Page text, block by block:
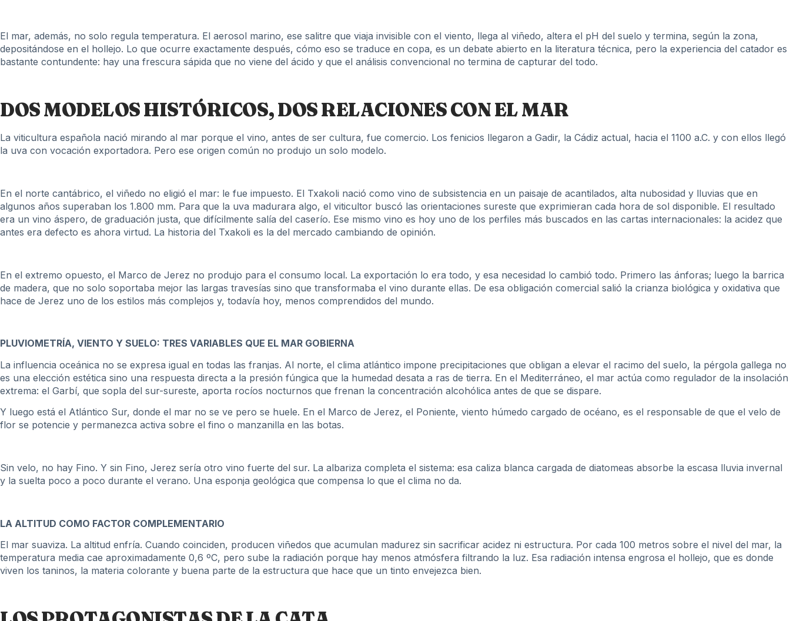
El mar, además, no solo regula temperatura. El aerosol marino, ese salitre que viaja invisible con el viento, llega al viñedo, altera el pH del suelo y termina, según la zona,
depositándose en el hollejo. Lo que ocurre exactamente después, cómo eso se traduce en copa, es un debate abierto en la literatura técnica, pero la experiencia del catador es
bastante contundente: hay una frescura sápida que no viene del ácido y que el análisis convencional no termina de capturar del todo.
DOS MODELOS HISTÓRICOS, DOS RELACIONES CON EL MAR
La viticultura española nació mirando al mar porque el vino, antes de ser cultura, fue comercio. Los fenicios llegaron a Gadir, la Cádiz actual, hacia el 1100 a.C. y con ellos llegó
la uva con vocación exportadora. Pero ese origen común no produjo un solo modelo.
En el norte cantábrico, el viñedo no eligió el mar: le fue impuesto. El Txakoli nació como vino de subsistencia en un paisaje de acantilados, alta nubosidad y lluvias que en
algunos años superaban los 1.800 mm. Para que la uva madurara algo, el viticultor buscó las orientaciones sureste que exprimieran cada hora de sol disponible. El resultado
era un vino áspero, de graduación justa, que difícilmente salía del caserío. Ese mismo vino es hoy uno de los perfiles más buscados en las cartas internacionales: la acidez que
antes era defecto es ahora virtud. La historia del Txakoli es la del mercado cambiando de opinión.
En el extremo opuesto, el Marco de Jerez no produjo para el consumo local. La exportación lo era todo, y esa necesidad lo cambió todo. Primero las ánforas; luego la barrica
de madera, que no solo soportaba mejor las largas travesías sino que transformaba el vino durante ellas. De esa obligación comercial salió la crianza biológica y oxidativa que
hace de Jerez uno de los estilos más complejos y, todavía hoy, menos comprendidos del mundo.
PLUVIOMETRÍA, VIENTO Y SUELO: TRES VARIABLES QUE EL MAR GOBIERNA
La influencia oceánica no se expresa igual en todas las franjas. Al norte, el clima atlántico impone precipitaciones que obligan a elevar el racimo del suelo, la pérgola gallega no
es una elección estética sino una respuesta directa a la presión fúngica que la humedad desata a ras de tierra. En el Mediterráneo, el mar actúa como regulador de la insolación
extrema: el Garbí, que sopla del sur-sureste, aporta rocíos nocturnos que frenan la concentración alcohólica antes de que se dispare.
Y luego está el Atlántico Sur, donde el mar no se ve pero se huele. En el Marco de Jerez, el Poniente, viento húmedo cargado de océano, es el responsable de que el velo de
flor se potencie y permanezca activa sobre el fino o manzanilla en las botas.
Sin velo, no hay Fino. Y sin Fino, Jerez sería otro vino fuerte del sur. La albariza completa el sistema: esa caliza blanca cargada de diatomeas absorbe la escasa lluvia invernal
y la suelta poco a poco durante el verano. Una esponja geológica que compensa lo que el clima no da.
LA ALTITUD COMO FACTOR COMPLEMENTARIO
El mar suaviza. La altitud enfría. Cuando coinciden, producen viñedos que acumulan madurez sin sacrificar acidez ni estructura. Por cada 100 metros sobre el nivel del mar, la
temperatura media cae aproximadamente 0,6 ºC, pero sube la radiación porque hay menos atmósfera filtrando la luz. Esa radiación intensa engrosa el hollejo, que es donde
viven los taninos, la materia colorante y buena parte de la estructura que hace que un tinto envejezca bien.